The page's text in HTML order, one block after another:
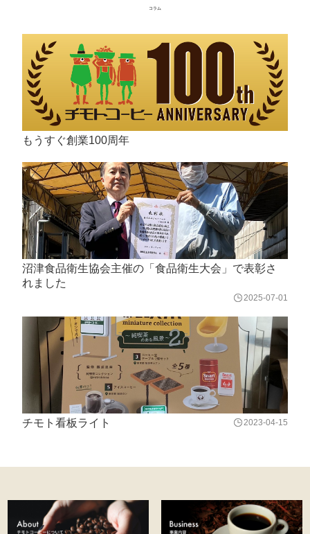
コラム
もうすぐ創業100周年
沼津食品衛生協会主催の「食品衛生大会」で表彰さ
れました
2025-07-01
チモト看板ライト 2023-04-15